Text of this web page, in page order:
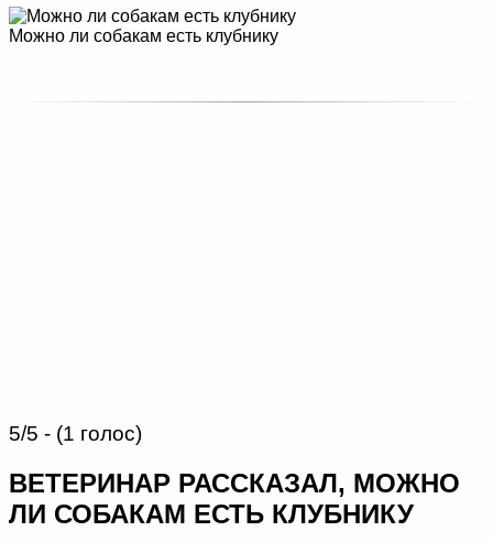
Можно ли собакам есть клубнику
5/5 - (1 голос)
ВЕТЕРИНАР РАССКАЗАЛ, МОЖНО
ЛИ СОБАКАМ ЕСТЬ КЛУБНИКУ